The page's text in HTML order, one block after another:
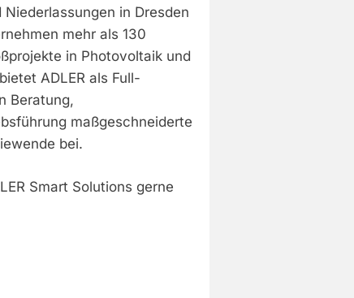
in Dresden
mehr als 130
in Photovoltaik und
ADLER als Full-
Beratung,
maßgeschneiderte
bei.
Smart Solutions gerne